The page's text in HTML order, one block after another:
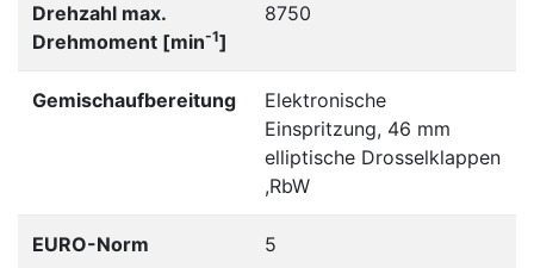
Drehzahl max.
Drehmoment [min-1]
8750
Gemischaufbereitung
Elektronische
Einspritzung, 46 mm
elliptische Drosselklappen
,RbW
EURO-Norm 5